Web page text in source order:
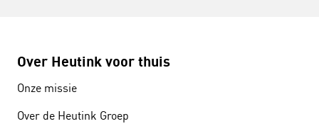
Over Heutink voor thuis
Onze missie
Over de Heutink Groep